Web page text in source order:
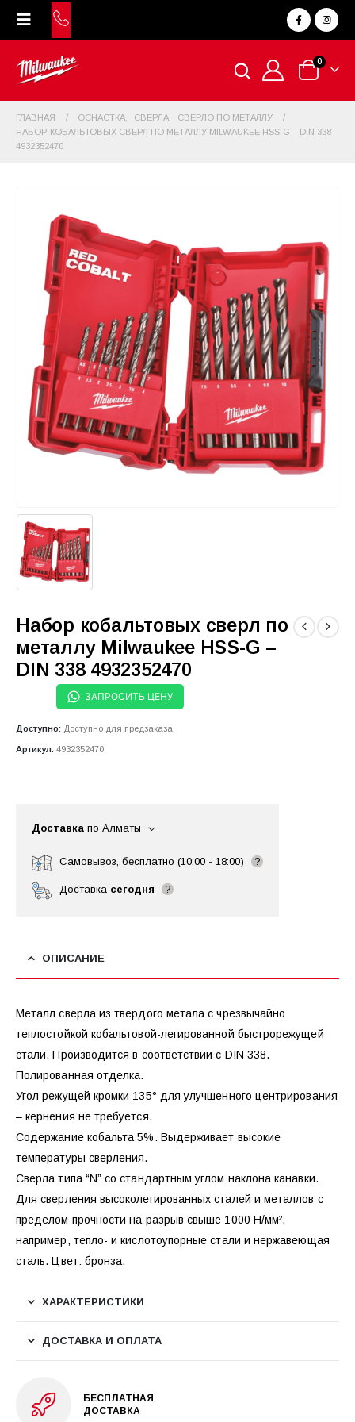
0
ГЛАВНАЯ ОСНАСТКА СВЕРЛА
СВЕРЛО ПО МЕТАЛЛУ
НАБОР КОБАЛЬТОВЫХ СВЕРЛ ПО МЕТАЛЛУ MILWAUKEE HSS-G – DIN 338
4932352470
Набор кобальтовых сверл по
металлу Milwaukee HSS-G –
DIN 338 4932352470
ЗАПРОСИТЬ ЦЕНУ
Доступно: Доступно для предзаказа
Артикул: 4932352470
Доставка по Алматы
Самовывоз, бесплатно (10:00 - 18:00) ?
Доставка сегодня ?
ОПИСАНИЕ
Металл сверла из твердого метала с чрезвычайно
теплостойкой кобальтовой-легированной быстрорежущей
стали. Производится в соответствии с DIN 338.
Полированная отделка.
Угол режущей кромки 135° для улучшенного центрирования
– кернения не требуется.
Содержание кобальта 5%. Выдерживает высокие
температуры сверления.
Сверла типа “N” со стандартным углом наклона канавки.
Для сверления высоколегированных сталей и металлов с
пределом прочности на разрыв свыше 1000 Н/мм²,
например, тепло- и кислотоупорные стали и нержавеющая
сталь. Цвет: бронза.
ХАРАКТЕРИСТИКИ
ДОСТАВКА И ОПЛАТА
БЕСПЛАТНАЯ
ДОСТАВКА